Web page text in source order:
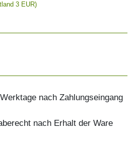
3 EUR)
nach Zahlungseingang
nach Erhalt der Ware